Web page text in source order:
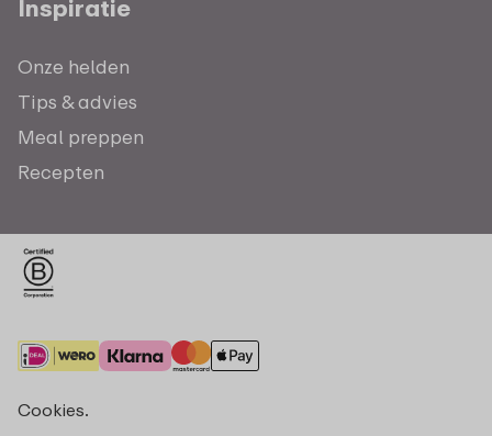
Inspiratie
Onze helden
Tips & advies
Meal preppen
Recepten
Cookies.